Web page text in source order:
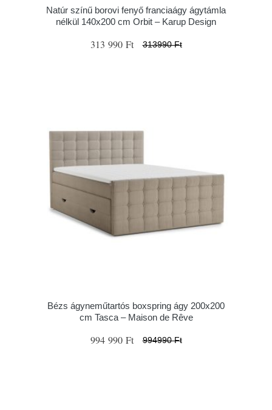
Natúr színű borovi fenyő franciaágy ágytámla
nélkül 140x200 cm Orbit – Karup Design
313 990 Ft 313990 Ft
Bézs ágyneműtartós boxspring ágy 200x200
cm Tasca – Maison de Rêve
994 990 Ft 994990 Ft